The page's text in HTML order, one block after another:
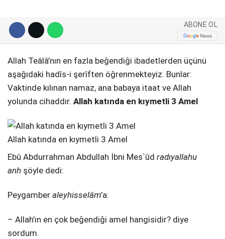
ABONE OL
Allah Teâlâ’nın en fazla beğendiği ibadetlerden üçünü
aşağıdaki hadîs-i şerîften öğrenmekteyiz. Bunlar:
Vaktinde kılınan namaz, ana babaya itaat ve Allah
yolunda cihaddır. Allah katında en kıymetli 3 Amel
Allah katında en kıymetli 3 Amel
Ebû Abdurrahman Abdullah İbni Mes`ûd radıyallahu
anh şöyle dedi:
Peygamber aleyhisselâm’a:
– Allah’ın en çok beğendiği amel hangisidir? diye
sordum.